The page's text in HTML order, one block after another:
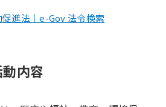
進法｜e-Gov 法令検索
内容